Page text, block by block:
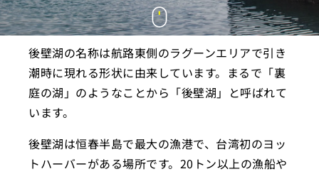
後壁湖の名称は航路東側のラグーンエリアで引き
潮時に現れる形状に由来しています。まるで「裏
庭の湖」のようなことから「後壁湖」と呼ばれて
います。
後壁湖は恒春半島で最大の漁港で、台湾初のヨッ
トハーバーがある場所です。20トン以上の漁船や